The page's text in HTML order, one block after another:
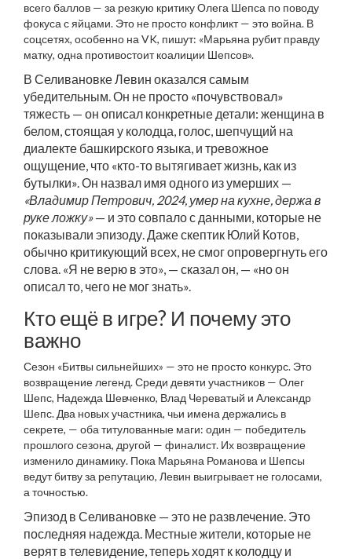
всего баллов — за резкую критикуОлега Шепса по поводу
фокуса с яйцами. Это не просто конфликт — это война. В
соцсетях, особенно на VK, пишут: «Марьяна рубит правду
матку, одна противостоит коалиции Шепсов».
В Селивановке Левин оказался самым
убедительным. Он не просто «почувствовал»
тяжесть — он описал конкретные детали: женщина в
белом, стоящая у колодца, голос, шепчущий на
диалекте башкирского языка, и тревожное
ощущение, что «кто-то вытягивает жизнь, как из
бутылки». Он назвал имя одного из умерших —
«Владимир Петрович, 2024, умер на кухне, держа в
руке ложку»— и это совпало с данными, которые не
показывали эпизоду. Даже скептик Юлий Котов,
обычно критикующий всех, не смог опровергнуть его
слова. «Я не верю в это», — сказал он, — «но он
описал то, чего не мог знать».
Кто ещё в игре? И почему это
важно
Сезон «Битвы сильнейших» — это не просто конкурс. Это
возвращение легенд. Среди девяти участников — Олег
Шепс, Надежда Шевченко, Влад Череватый и Александр
Шепс. Два новых участника, чьи имена держались в
секрете, — оба титулованные маги: один — победитель
прошлого сезона, другой — финалист. Их возвращение
изменило динамику. Пока Марьяна Романова и Шепсы
ведут битву за репутацию, Левин выигрывает не голосами,
а точностью.
Эпизод в Селивановке — это не развлечение. Это
последняя надежда. Местные жители, которые не
верят в телевидение, теперь ходят к колодцу и